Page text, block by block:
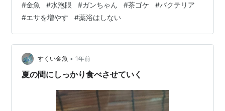
どうすればいいのか？を考えながら飼育すべきだろう。
この金魚の前回の記事↓ funaosarasa.hatenablog.com
7/23 前回から数えて17日目、水泡眼のガンちゃんの水換
えを行いました💪 今週末泊まりで出掛けることもあり、
また、35℃以上の猛暑日が丸一週間！続く予報なので…
#金魚 #水泡眼 #ガンちゃん #茶ゴケ #バクテリア
#エサを増やす #薬浴はしない
すくい金魚 • 1年前
夏の間にしっかり食べさせていく